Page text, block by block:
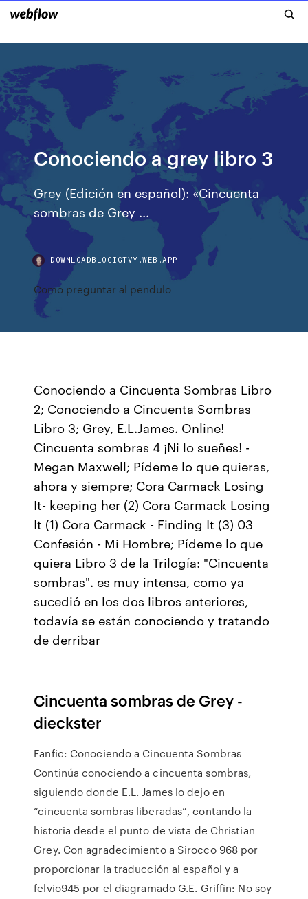
Conociendo a grey libro 3
Grey (Edición en español): «Cincuenta
sombras de Grey ...
DOWNLOADBLOGIGTVY.WEB.APP
Como preguntar al pendulo
Conociendo a Cincuenta Sombras Libro
2; Conociendo a Cincuenta Sombras
Libro 3; Grey, E.L.James. Online!
Cincuenta sombras 4 ¡Ni lo sueñes! -
Megan Maxwell; Pídeme lo que quieras,
ahora y siempre; Cora Carmack Losing
It- keeping her (2) Cora Carmack Losing
It (1) Cora Carmack - Finding It (3) 03
Confesión - Mi Hombre; Pídeme lo que
quiera Libro 3 de la Trilogía: "Cincuenta
sombras". es muy intensa, como ya
sucedió en los dos libros anteriores,
todavía se están conociendo y tratando
de derribar
Cincuenta sombras de Grey -
dieckster
Fanfic: Conociendo a Cincuenta Sombras
Continúa conociendo a cincuenta sombras,
siguiendo donde E.L. James lo dejo en
“cincuenta sombras liberadas”, contando la
historia desde el punto de vista de Christian
Grey. Con agradecimiento a Sirocco 968 por
proporcionar la traducción al español y a
felvio945 por el diagramado G.E. Griffin: No soy